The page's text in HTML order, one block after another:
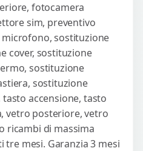
fotocamera
sim, preventivo
sostituzione
cover, sostituzione
sostituzione
sostituzione
accensione, tasto
vetro posteriore, vetro
ricambi di massima
mesi. Garanzia 3 mesi